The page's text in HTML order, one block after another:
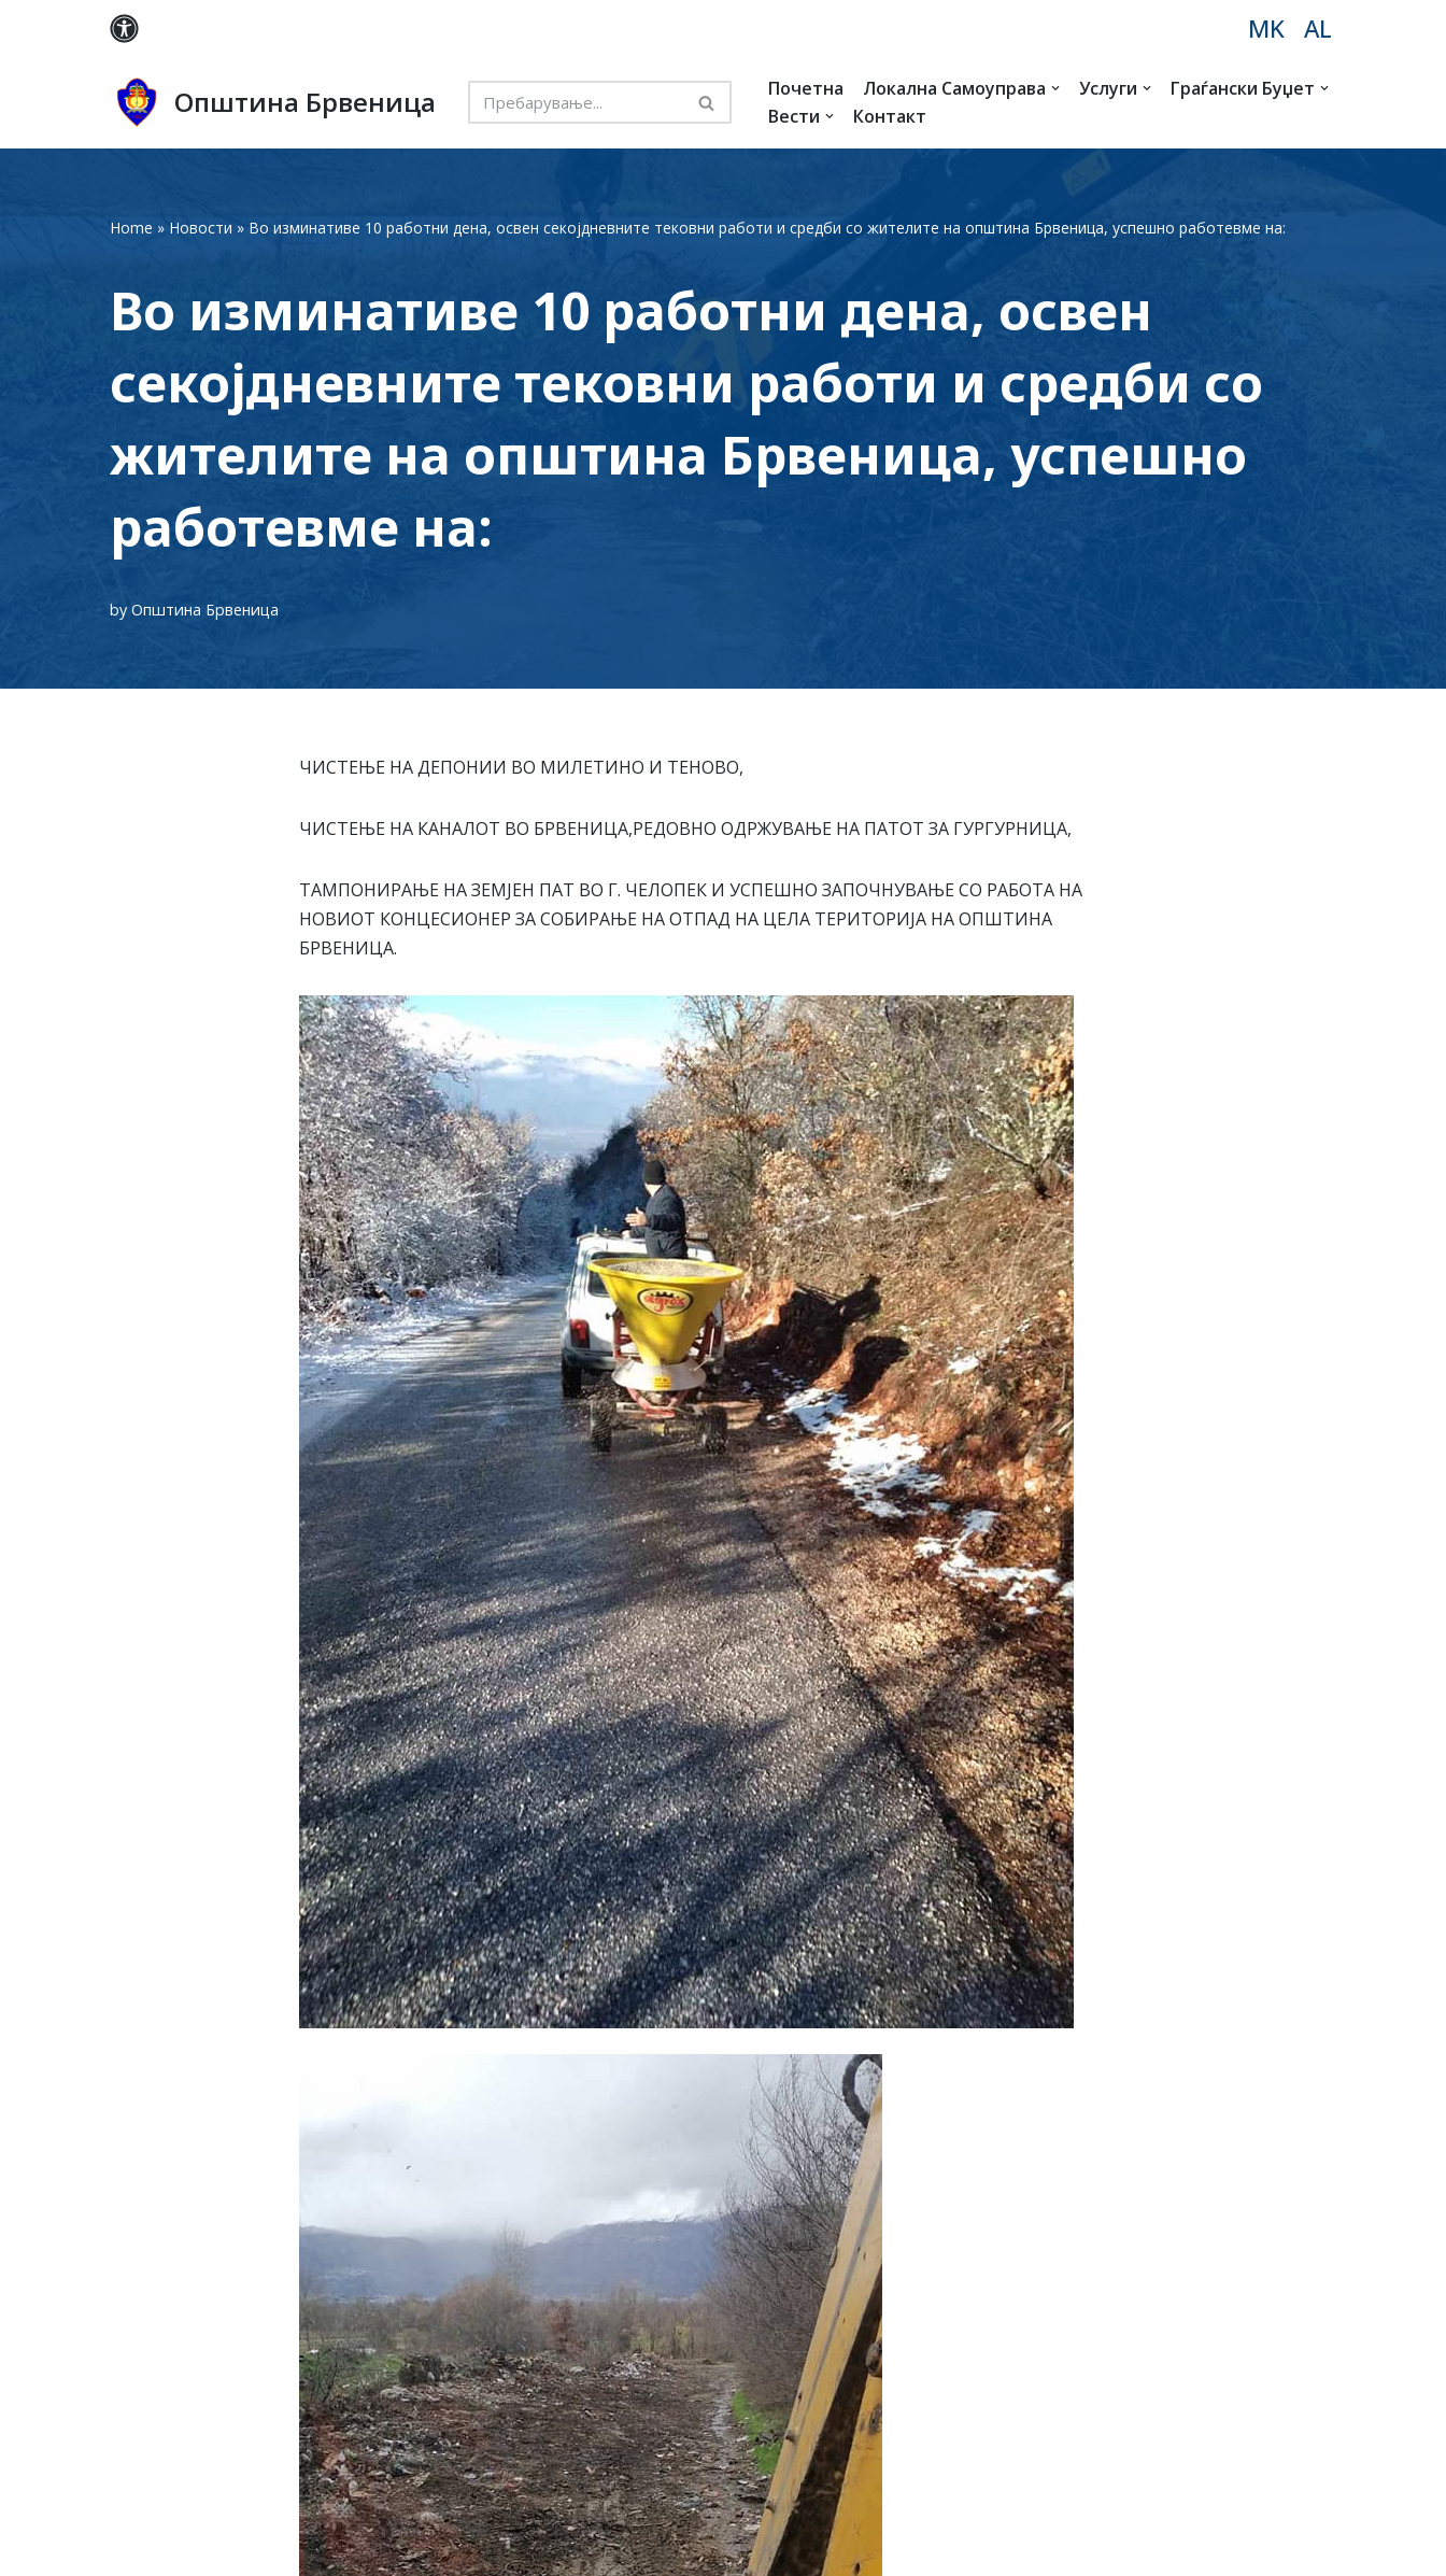
MK AL
Општина Брвеница Почетна Локална Самоуправа Услуги
Граѓански Буџет
Вести
Контакт
Home » Новости » Во изминативе 10 работни дена, освен секојдневните тековни работи и средби со жителите на општина Брвеница, успешно работевме на:
Во изминативе 10 работни дена, освен
секојдневните тековни работи и средби со
жителите на општина Брвеница, успешно
работевме на:
by Општина Брвеница
ЧИСТЕЊЕ НА ДЕПОНИИ ВО МИЛЕТИНО И ТЕНОВО,
ЧИСТЕЊЕ НА КАНАЛОТ ВО БРВЕНИЦА,РЕДОВНО ОДРЖУВАЊЕ НА ПАТОТ ЗА ГУРГУРНИЦА,
ТАМПОНИРАЊЕ НА ЗЕМЈЕН ПАТ ВО Г. ЧЕЛОПЕК И УСПЕШНО ЗАПОЧНУВАЊЕ СО РАБОТА НА
НОВИОТ КОНЦЕСИОНЕР ЗА СОБИРАЊЕ НА ОТПАД НА ЦЕЛА ТЕРИТОРИЈА НА ОПШТИНА
БРВЕНИЦА.